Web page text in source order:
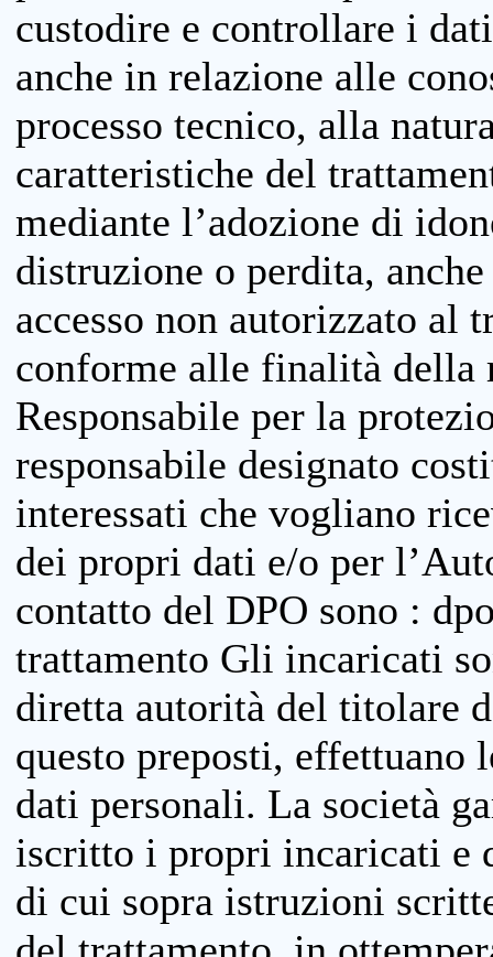
custodire e controllare i
anche in relazione alle
processo tecnico, alla
caratteristiche del
mediante l’adozione di
distruzione o perdita,
accesso non autorizzato al
conforme alle finalità della
Responsabile per la
responsabile designato
interessati che vogliano
dei propri dati e/o per
contatto del DPO sono :
trattamento Gli incaricati
diretta autorità del titolare
questo preposti, effettuano
dati personali. La società
iscritto i propri incaricati e
di cui sopra istruzioni